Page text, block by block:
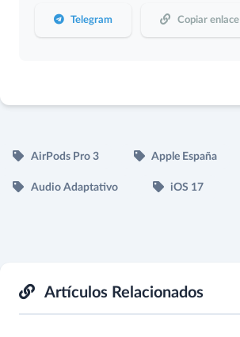
Telegram Copiar enlace
AirPods Pro 3 Apple España
Audio Adaptativo iOS 17
Artículos Relacionados